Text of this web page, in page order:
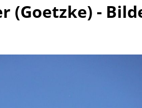
(Goetzke) -